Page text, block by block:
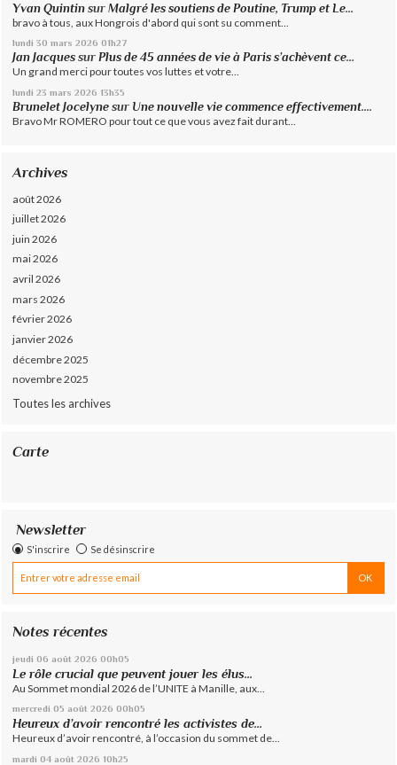
Yvan Quintin surMalgré les soutiens de Poutine, Trump et Le...
bravo à tous, aux Hongrois d'abord qui sont su comment...
lundi 30 mars 2026 01h27
Jan Jacques surPlus de 45 années de vie à Paris s’achèvent ce...
Un grand merci pour toutes vos luttes et votre...
lundi 23 mars 2026 13h35
Brunelet Jocelyne sur Une nouvelle vie commence effectivement....
Bravo Mr ROMERO pour tout ce que vous avez fait durant...
Archives
août 2026
juillet 2026
juin 2026
mai 2026
avril 2026
mars 2026
février 2026
janvier 2026
décembre 2025
novembre 2025
Toutes les archives
Carte
Newsletter
S'inscrire Se désinscrire
Notes récentes
jeudi 06 août 2026 00h05
Le rôle crucial que peuvent jouer les élus...
Au Sommet mondial 2026 de l’UNITE à Manille, aux...
mercredi 05 août 2026 00h05
Heureux d’avoir rencontré les activistes de...
Heureux d’avoir rencontré, à l’occasion du sommet de...
mardi 04 août 2026 10h25